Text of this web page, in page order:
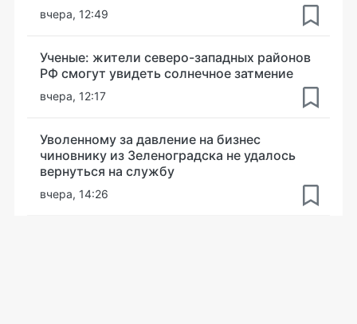
вчера, 12:49
Ученые: жители северо-западных районов
РФ смогут увидеть солнечное затмение
вчера, 12:17
Уволенному за давление на бизнес
чиновнику из Зеленоградска не удалось
вернуться на службу
вчера, 14:26